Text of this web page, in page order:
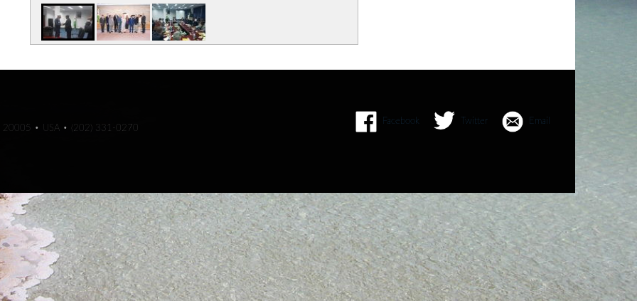
20005 • USA • (202) 331-0270
Facebook Twitter Email